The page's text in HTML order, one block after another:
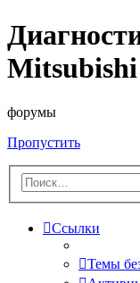
Mitsubishi
форумы
Пропустить
Ссылки
Темы